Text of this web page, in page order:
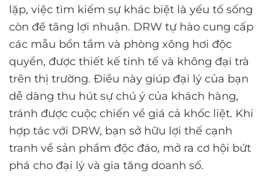
lặp, việc tìm kiếm sự khác biệt là yếu tố sống
còn để tăng lợi nhuận. DRW tự hào cung cấp
các mẫu bồn tắm và phòng xông hơi độc
quyền, được thiết kế tinh tế và không đại trà
trên thị trường. Điều này giúp đại lý của bạn
dễ dàng thu hút sự chú ý của khách hàng,
tránh được cuộc chiến về giá cả khốc liệt. Khi
hợp tác với DRW, bạn sở hữu lợi thế cạnh
tranh về sản phẩm độc đáo, mở ra cơ hội bứt
phá cho đại lý và gia tăng doanh số.